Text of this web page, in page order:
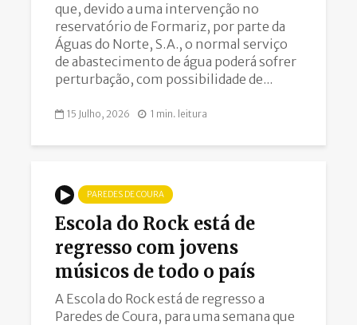
que, devido a uma intervenção no
reservatório de Formariz, por parte da
Águas do Norte, S.A., o normal serviço
de abastecimento de água poderá sofrer
perturbação, com possibilidade de...
15 Julho, 2026 1 min. leitura
PAREDES DE COURA
Escola do Rock está de
regresso com jovens
músicos de todo o país
A Escola do Rock está de regresso a
Paredes de Coura, para uma semana que